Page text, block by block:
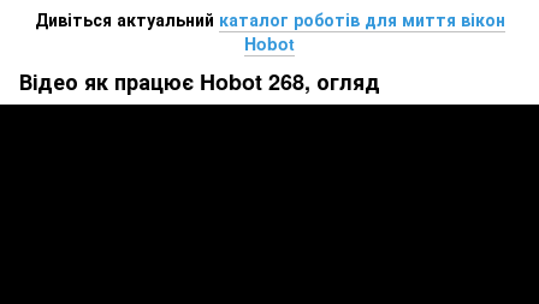
Дивіться актуальний каталог роботів для миття вікон
Hobot
Відео як працює Hobot 268, огляд